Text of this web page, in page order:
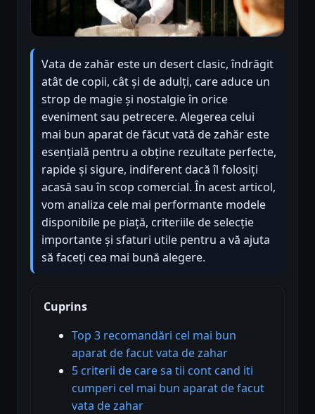
Vata de zahăr este un desert clasic, îndrăgit
atât de copii, cât și de adulți, care aduce un
strop de magie și nostalgie în orice
eveniment sau petrecere. Alegerea celui
mai bun aparat de făcut vată de zahăr este
esențială pentru a obține rezultate perfecte,
rapide și sigure, indiferent dacă îl folosiți
acasă sau în scop comercial. În acest articol,
vom analiza cele mai performante modele
disponibile pe piață, criteriile de selecție
importante și sfaturi utile pentru a vă ajuta
să faceți cea mai bună alegere.
Cuprins
Top 3 recomandări cel mai bun
aparat de facut vata de zahar
5 criterii de care sa tii cont cand iti
cumperi cel mai bun aparat de facut
vata de zahar